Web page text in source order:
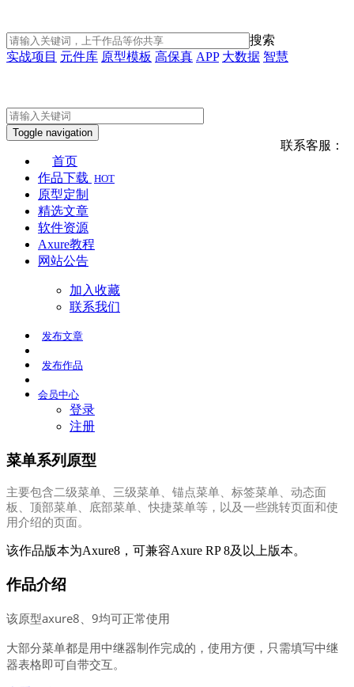
搜索
实战项目 元件库 原型模板 高保真 APP 大数据 智慧
联系客服：
Toggle navigation
首页
作品下载 HOT
原型定制
精选文章
软件资源
Axure教程
网站公告
加入收藏
联系我们
发布文章
发布作品
会员中心
登录
注册
菜单系列原型
主要包含二级菜单、三级菜单、锚点菜单、标签菜单、动态面
板、顶部菜单、底部菜单、快捷菜单等，以及一些跳转页面和使
用介绍的页面。
该作品版本为Axure8，可兼容Axure RP 8及以上版本。
作品介绍
该原型axure8、9均可正常使用
大部分菜单都是用中继器制作完成的，使用方便，只需填写中继
器表格即可自带交互。